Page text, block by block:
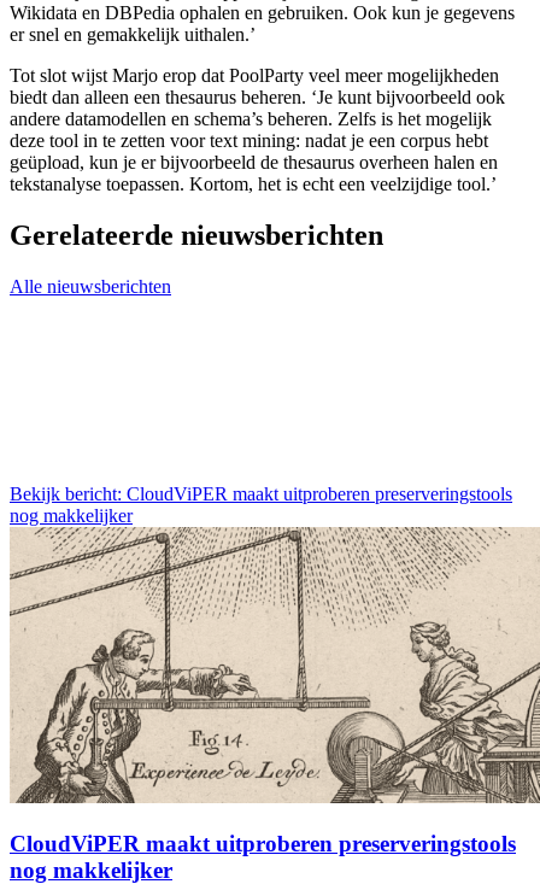
Wikidata en DBPedia ophalen en gebruiken. Ook kun je gegevens
er snel en gemakkelijk uithalen.’
Tot slot wijst Marjo erop dat PoolParty veel meer mogelijkheden
biedt dan alleen een thesaurus beheren. ‘Je kunt bijvoorbeeld ook
andere datamodellen en schema’s beheren. Zelfs is het mogelijk
deze tool in te zetten voor text mining: nadat je een corpus hebt
geüpload, kun je er bijvoorbeeld de thesaurus overheen halen en
tekstanalyse toepassen. Kortom, het is echt een veelzijdige tool.’
Gerelateerde nieuwsberichten
Alle nieuwsberichten
Bekijk bericht: CloudViPER maakt uitproberen preserveringstools
nog makkelijker
CloudViPER maakt uitproberen preserveringstools
nog makkelijker